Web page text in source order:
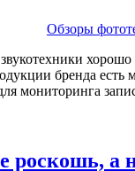
Обзоры
бренда
мониторинга
а